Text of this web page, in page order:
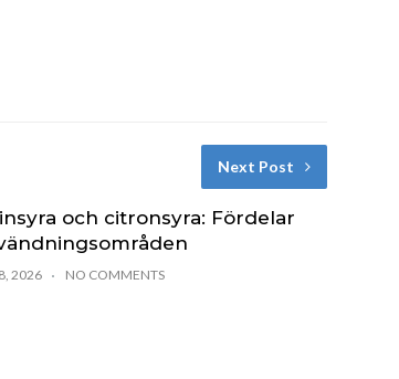
Next Post
och citronsyra: Fördelar
2026 NO COMMENTS